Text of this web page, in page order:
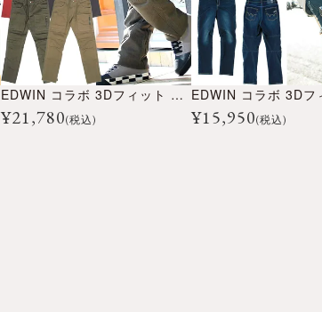
EDWIN コラボ 3Dフィット クール カーゴ パンツ ’26
¥21,780(税込) ¥15,950(税込)